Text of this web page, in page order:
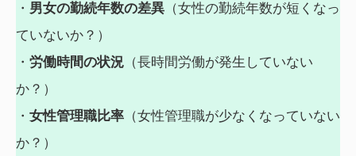
・ 男女の勤続年数の差異 （女性の勤続年数が短くなっ
ていないか？）
・ 労働時間の状況 （長時間労働が発生していない
か？）
・ 女性管理職比率 （女性管理職が少なくなっていない
か？）